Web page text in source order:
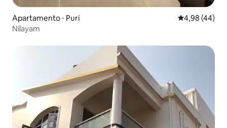
Apartamento ⋅ Puri 4,98 de uma
4,98 (44)
Nilayam